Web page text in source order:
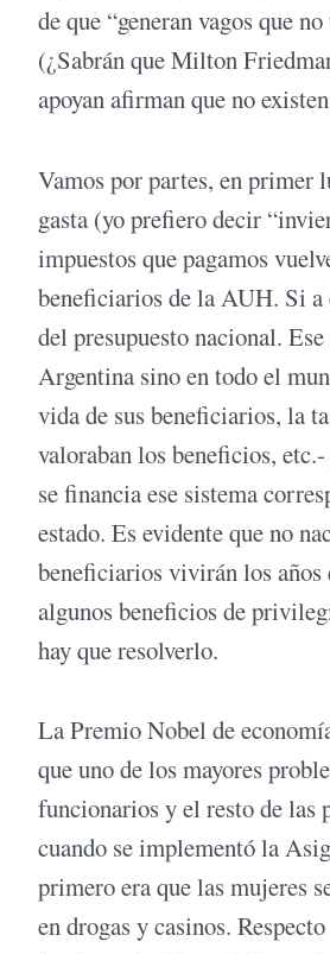
de que “generan vagos que
(¿Sabrán que Milton
apoyan afirman que no
Vamos por partes, en primer
gasta (yo prefiero decir
impuestos que pagamos
beneficiarios de la AUH. Si a
del presupuesto nacional.
Argentina sino en todo el
vida de sus beneficiarios, la
valoraban los beneficios,
se financia ese sistema
estado. Es evidente que no
beneficiarios vivirán los años
algunos beneficios de
hay que resolverlo.
La Premio Nobel de
que uno de los mayores
funcionarios y el resto de las
cuando se implementó la
primero era que las mujeres
en drogas y casinos.